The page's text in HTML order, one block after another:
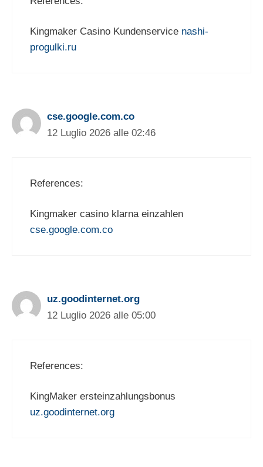
Kingmaker Casino Kundenservice nashi-
progulki.ru
cse.google.com.co
12 Luglio 2026 alle 02:46
References:
Kingmaker casino klarna einzahlen
cse.google.com.co
uz.goodinternet.org
12 Luglio 2026 alle 05:00
References:
KingMaker ersteinzahlungsbonus
uz.goodinternet.org